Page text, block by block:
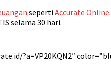
sepertiAccurate Online
selama 30 hari.
?a=VP20KQN2″